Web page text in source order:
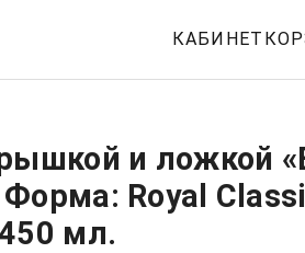
КАБИНЕТ
и ложкой
Форма: Royal
мл.